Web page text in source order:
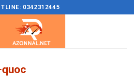
0342312445